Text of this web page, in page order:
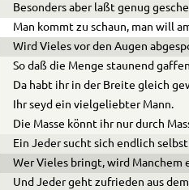
Besonders aber laßt genug
Man kommt zu schaun, man will
Wird Vieles vor den Augen
So daß die Menge staunend
Da habt ihr in der Breite gleich
Ihr seyd ein vielgeliebter Mann.
Die Masse könnt ihr nur durch
Ein Jeder sucht sich endlich selbst
Wer Vieles bringt, wird Manchem
Und Jeder geht zufrieden aus